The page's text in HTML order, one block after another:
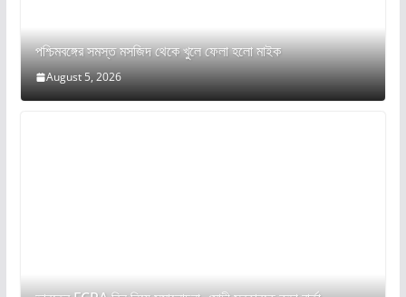
পশ্চিমবঙ্গের সমস্ত মসজিদ থেকে খুলে ফেলা হলো মাইক
August 5, 2026